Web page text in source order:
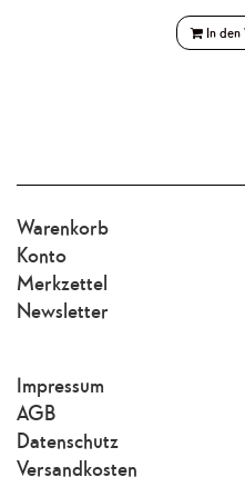
In den
Warenkorb
Konto
Merkzettel
Newsletter
Impressum
AGB
Datenschutz
Versandkosten